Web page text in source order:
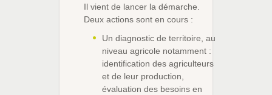
Il vient de lancer la démarche.
Deux actions sont en cours :
Un diagnostic de territoire, au
niveau agricole notamment :
identification des agriculteurs
et de leur production,
évaluation des besoins en